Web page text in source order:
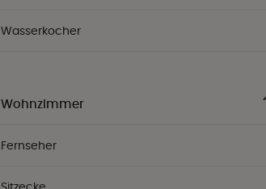
Wasserkocher
Wohnzimmer
Fernseher